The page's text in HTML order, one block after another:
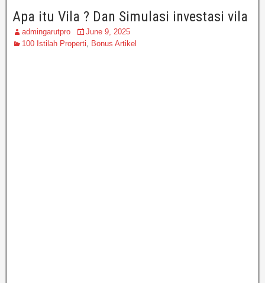
Apa itu Vila ? Dan Simulasi investasi vila
admingarutpro
June 9, 2025
100 Istilah Properti, Bonus Artikel